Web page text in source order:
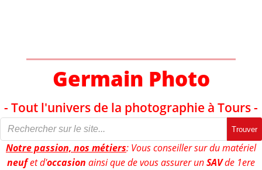
Germain Photo
- Tout l'univers de la photographie à Tours -
Trouver
Notre passion, nos métiers: Vous conseiller sur du matériel
neufet d'occasion ainsi que de vous assurer unSAVde 1ere